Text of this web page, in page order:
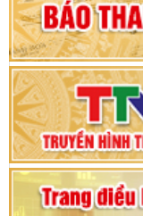
Bế
tỉnh